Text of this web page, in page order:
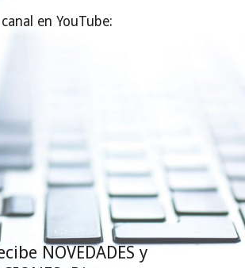
en YouTube:
NOVEDADES y